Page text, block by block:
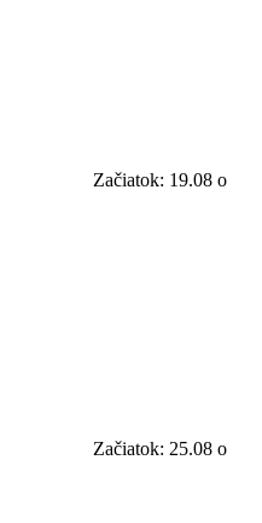
Začiatok: 19.08 o
Začiatok: 25.08 o